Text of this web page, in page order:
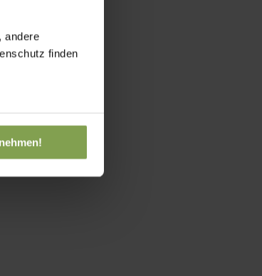
andere
finden